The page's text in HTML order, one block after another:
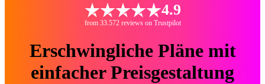
4.9
from 33.572 reviews on Trustpilot
Erschwingliche Pläne mit
einfacher Preisgestaltung